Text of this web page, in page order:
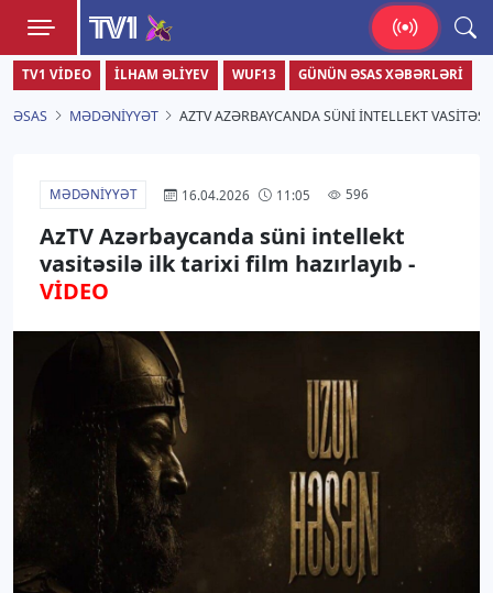
TV1
Zamanı bizimlə yaşa!
TV1 VIDEO İLHAM ƏLIYEV WUF13 GÜNÜN ƏSAS XƏBƏRLƏRI
ƏSAS MƏDƏNIYYƏT AZTV AZƏRBAYCANDA SÜNI INTELLEKT
MƏDƏNIYYƏT 16.04.2026 11:05 596
AzTV Azərbaycanda süni intellekt
vasitəsilə ilk tarixi film hazırlayıb -
VİDEO